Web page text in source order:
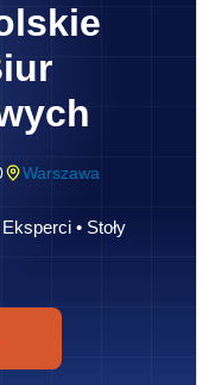
Warszawa
• Stoły